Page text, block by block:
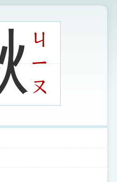
示
圖
ㄐ
ㄧ
ㄡ